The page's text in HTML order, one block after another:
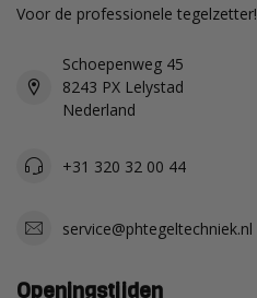
Voor de professionele tegelzetter!
Schoepenweg 45
8243 PX Lelystad
Nederland
+31 320 32 00 44
service@phtegeltechniek.nl
Openingstijden